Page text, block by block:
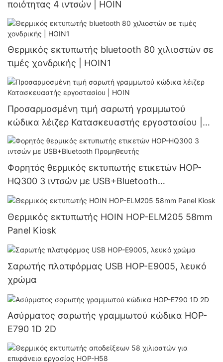
ποιότητας 4 ιντσών | HOIN
Θερμικός εκτυπωτής bluetooth 80 χιλιοστών σε
τιμές χονδρικής | HOIN1
Προσαρμοσμένη τιμή σαρωτή γραμμωτού
κώδικα λέιζερ Κατασκευαστής εργοστασίου |
HOIN
Φορητός θερμικός εκτυπωτής ετικετών HOP-
HQ300 3 ιντσών με USB+Bluetooth
Προμηθευτής
Θερμικός εκτυπωτής HOIN HOP-ELM205 58mm
Panel Kiosk
Σαρωτής πλατφόρμας USB HOP-E9005, λευκό
χρώμα
Ασύρματος σαρωτής γραμμωτού κώδικα HOP-
E790 1D 2D